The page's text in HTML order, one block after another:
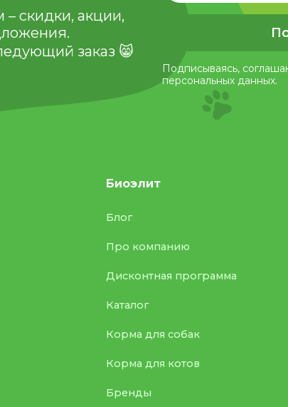
скидки, акции,
заказ 😸
Подписываясь,
персональных данных.
Биоэлит
Блог
Про компанию
Дисконтная программа
Каталог
Корма для собак
Корма для котов
Бренды